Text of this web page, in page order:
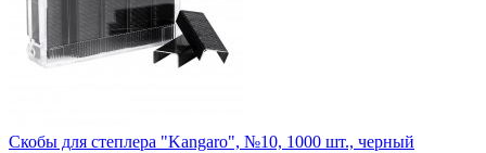
Скобы для степлера "Kangaro", №10, 1000 шт., черный